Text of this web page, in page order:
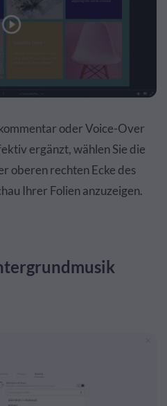
oder Voice-Over
ergänzt, wählen Sie die
oberen rechten Ecke des
Ihrer Folien anzuzeigen.